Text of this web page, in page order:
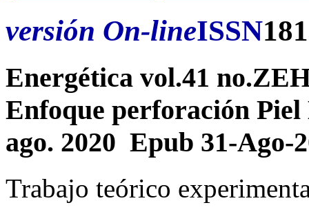
versión On-lineISSN
Energética vol.41
Enfoque perforación
ago. 2020 Epub 31-Ago-
Trabajo teórico